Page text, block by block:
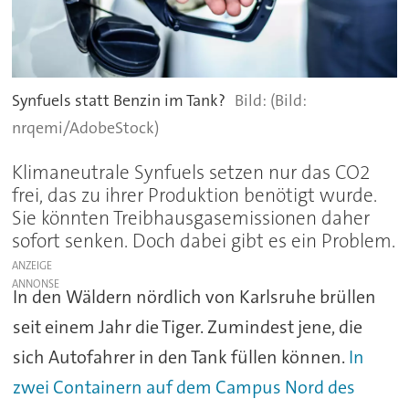
Synfuels statt Benzin im Tank?
(Bild:
nrqemi/AdobeStock)
Klimaneutrale Synfuels setzen nur das CO2
frei, das zu ihrer Produktion benötigt wurde.
Sie könnten Treibhausgasemissionen daher
sofort senken. Doch dabei gibt es ein Problem.
ANZEIGE
In den Wäldern nördlich von Karlsruhe brüllen
seit einem Jahr die Tiger. Zumindest jene, die
sich Autofahrer in den Tank füllen können. In
zwei Containern auf dem Campus Nord des